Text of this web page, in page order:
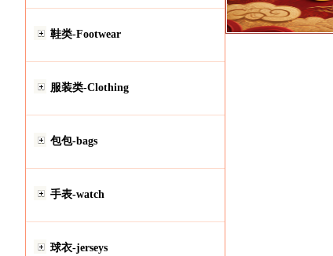
鞋类-Footwear
服装类-Clothing
包包-bags
手表-watch
球衣-jerseys